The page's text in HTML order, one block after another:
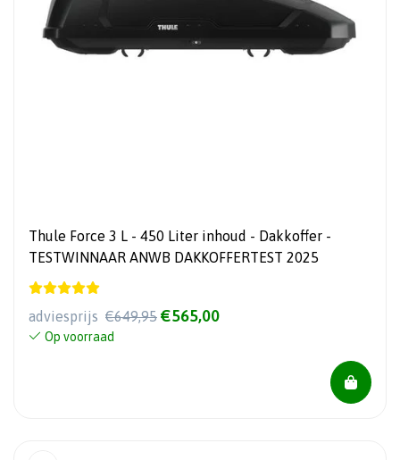
Thule Force 3 L - 450 Liter inhoud - Dakkoffer -
TESTWINNAAR ANWB DAKKOFFERTEST 2025
adviesprijs €649,95 €565,00
Op voorraad